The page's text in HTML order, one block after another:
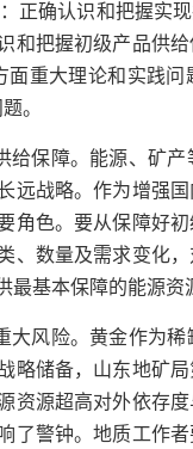
正确认识和把握实
和把握初级产品供
重大理论和实践
。
给保障。能源、矿
远战略。作为增强
角色。要从保障好
、数量及需求变化
基本保障的能源资
风险。黄金作为
略储备，山东地矿
资源超高对外依存
了警钟。地质工作